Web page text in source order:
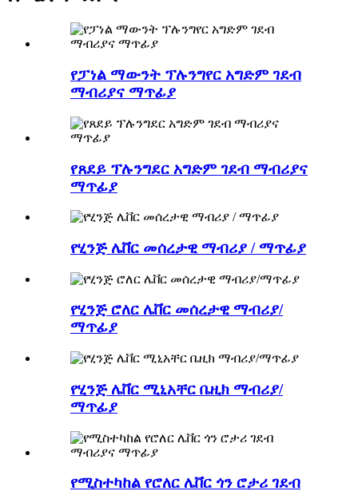
የፓነል ማውንት ፕሉንግየር አግድም ገደብ
ማብሪያና ማጥፊያ
የጸደይ ፕሉንግደር አግድም ገደብ ማብሪያና
ማጥፊያ
የሂንጅ ሌቨር መሰረታዊ ማብሪያ / ማጥፊያ
የሂንጅ ሮለር ሌቨር መሰረታዊ ማብሪያ/
ማጥፊያ
የሂንጅ ሌቨር ሚኒአቸር ቤዚክ ማብሪያ/
ማጥፊያ
የሚስተካከል የሮለር ሌቨር ጎን ሮታሪ ገደብ